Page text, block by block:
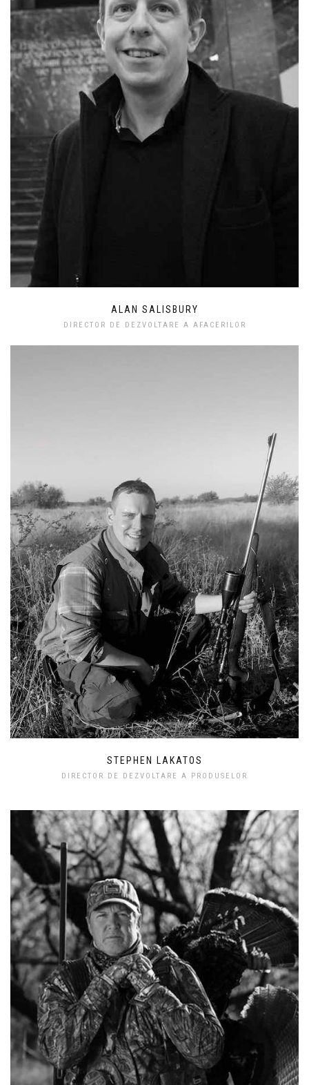
ALAN SALISBURY
DIRECTOR DE DEZVOLTARE A AFACERILOR
STEPHEN LAKATOS
DIRECTOR DE DEZVOLTARE A PRODUSELOR